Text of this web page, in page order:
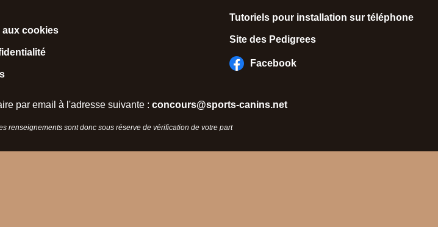
aux cookies
Tutoriels pour installation sur téléphone
Site des Pedigrees
Facebook
par email à l'adresse suivante : concours@sports-canins.net
renseignements sont donc sous réserve de vérification de votre part